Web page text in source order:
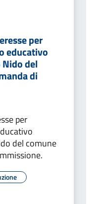
per
educativo
del
di
per
del comune